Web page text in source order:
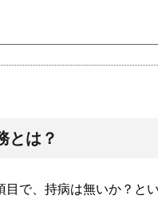
とは？
で、持病は無いか？と